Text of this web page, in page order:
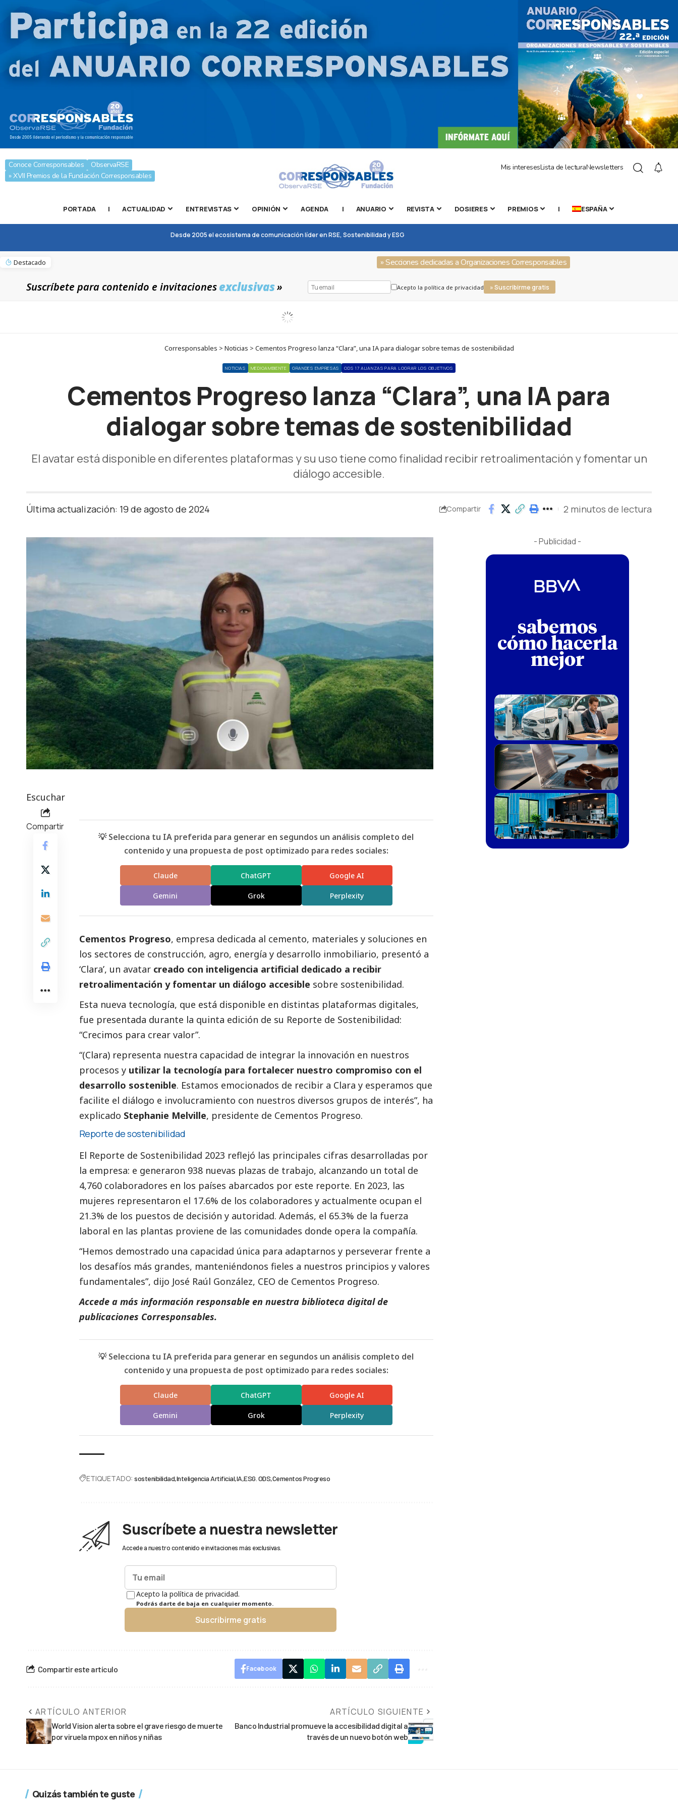
Conoce Corresponsables
ObservaRSE
» XVII Premios de la Fundación Corresponsables
Mis interesesLista de lecturaNewsletters
PORTADA | ACTUALIDAD ENTREVISTAS OPINIÓN AGENDA | ANUARIO REVISTA DOSIERES PREMIOS | ESPAÑA
Desde 2005 el ecosistema de comunicación líder en RSE, Sostenibilidad y ESG
Destacado » Secciones dedicadas a Organizaciones Corresponsables
Suscríbete para contenido e invitacionesexclusivas» Acepto la política de privacidad » Suscribirme gratis
Corresponsables > Noticias > Cementos Progreso lanza “Clara”, una IA para dialogar sobre temas de sostenibilidad
NOTICIAS MEDIOAMBIENTE GRANDES EMPRESAS ODS 17 ALIANZAS PARA LOGRAR LOS OBJETIVOS
Cementos Progreso lanza “Clara”, una IA para
dialogar sobre temas de sostenibilidad
El avatar está disponible en diferentes plataformas y su uso tiene como finalidad recibir retroalimentación y fomentar un
diálogo accesible.
Última actualización: 19 de agosto de 2024 Compartir 2 minutos de lectura
Escuchar
Compartir
💡 Selecciona tu IA preferida para generar en segundos un análisis completo del
contenido y una propuesta de post optimizado para redes sociales:
Claude ChatGPT Google AI
Gemini Grok Perplexity
Cementos Progreso, empresa dedicada al cemento, materiales y soluciones en
los sectores de construcción, agro, energía y desarrollo inmobiliario, presentó a
‘Clara’, un avatar creado con inteligencia artificial dedicado a recibir
retroalimentación y fomentar un diálogo accesible sobre sostenibilidad.
Esta nueva tecnología, que está disponible en distintas plataformas digitales,
fue presentada durante la quinta edición de su Reporte de Sostenibilidad:
“Crecimos para crear valor”.
“(Clara) representa nuestra capacidad de integrar la innovación en nuestros
procesos y utilizar la tecnología para fortalecer nuestro compromiso con el
desarrollo sostenible. Estamos emocionados de recibir a Clara y esperamos que
facilite el diálogo e involucramiento con nuestros diversos grupos de interés”, ha
explicado Stephanie Melville, presidente de Cementos Progreso.
Reporte de sostenibilidad
El Reporte de Sostenibilidad 2023 reflejó las principales cifras desarrolladas por
la empresa: e generaron 938 nuevas plazas de trabajo, alcanzando un total de
4,760 colaboradores en los países abarcados por este reporte. En 2023, las
mujeres representaron el 17.6% de los colaboradores y actualmente ocupan el
21.3% de los puestos de decisión y autoridad. Además, el 65.3% de la fuerza
laboral en las plantas proviene de las comunidades donde opera la compañía.
“Hemos demostrado una capacidad única para adaptarnos y perseverar frente a
los desafíos más grandes, manteniéndonos fieles a nuestros principios y valores
fundamentales”, dijo José Raúl González, CEO de Cementos Progreso.
Accede a más información responsable en nuestra biblioteca digital de
publicaciones Corresponsables.
💡 Selecciona tu IA preferida para generar en segundos un análisis completo del
contenido y una propuesta de post optimizado para redes sociales:
Claude ChatGPT Google AI
Gemini Grok Perplexity
ETIQUETADO: sostenibilidad Inteligencia Artificial IA ESG. ODS Cementos Progreso
Suscríbete a nuestra newsletter
Accede a nuestro contenido e invitaciones más exclusivas.
Acepto la política de privacidad.
Podrás darte de baja en cualquier momento.
Suscribirme gratis
Compartir este artículo Facebook
ARTÍCULO ANTERIOR
World Vision alerta sobre el grave riesgo de muerte
por viruela mpox en niños y niñas
ARTÍCULO SIGUIENTE
Banco Industrial promueve la accesibilidad digital a
través de un nuevo botón web
- Publicidad -
Quizás también te guste